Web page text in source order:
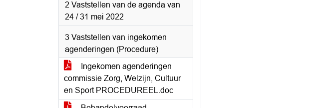
2 Vaststellen van de agenda van
24 / 31 mei 2022
3 Vaststellen van ingekomen
agenderingen (Procedure)
Ingekomen agenderingen
commissie Zorg, Welzijn, Cultuur
en Sport PROCEDUREEL.doc